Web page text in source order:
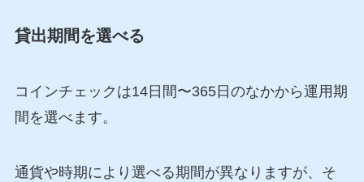
貸出期間を選べる
コインチェックは14日間〜365日のなかから運用期
間を選べます。
通貨や時期により選べる期間が異なりますが、そ